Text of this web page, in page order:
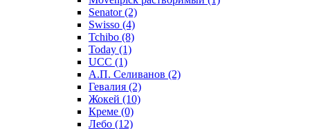
Senator(2)
Swisso (4)
Tchibo (8)
Today (1)
UCC (1)
А.П. Селиванов (2)
Гевалия (2)
Жокей (10)
Креме (0)
Лебо (12)